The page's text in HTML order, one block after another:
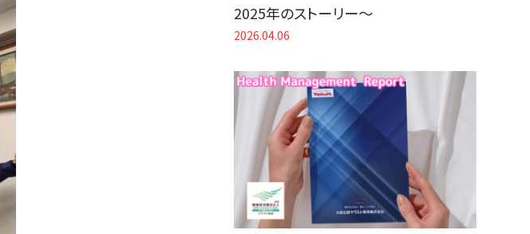
2025年のストーリー〜
2026.04.06